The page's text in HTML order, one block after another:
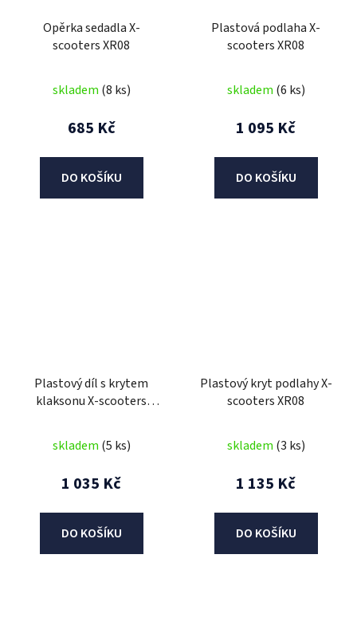
Opěrka sedadla X-
scooters XR08
skladem (8 ks)
685 Kč
DO KOŠÍKU
Plastová podlaha X-
scooters XR08
skladem (6 ks)
1 095 Kč
DO KOŠÍKU
Plastový díl s krytem
klaksonu X-scooters
skladem (5 ks)
1 035 Kč
DO KOŠÍKU
Plastový kryt podlahy X-
scooters XR08
skladem (3 ks)
1 135 Kč
DO KOŠÍKU